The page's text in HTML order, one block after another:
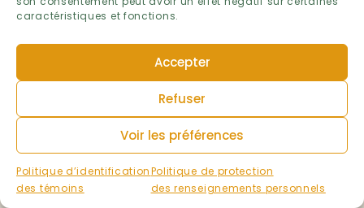
caractéristiques et fonctions.
Accepter
Refuser
Voir les préférences
Politique d’identification
des témoins
Politique de protection
des renseignements personnels
Ville :
Boucherville
Région administrative :
Matières résiduelles
Année scolaire :
2025-2026